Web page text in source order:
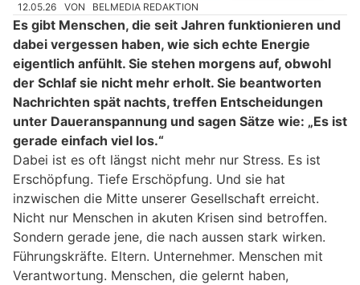
12.05.26 VON BELMEDIA REDAKTION
Es gibt Menschen, die seit Jahren funktionieren und
dabei vergessen haben, wie sich echte Energie
eigentlich anfühlt. Sie stehen morgens auf, obwohl
der Schlaf sie nicht mehr erholt. Sie beantworten
Nachrichten spät nachts, treffen Entscheidungen
unter Daueranspannung und sagen Sätze wie: „Es ist
gerade einfach viel los.“
Dabei ist es oft längst nicht mehr nur Stress. Es ist
Erschöpfung. Tiefe Erschöpfung. Und sie hat
inzwischen die Mitte unserer Gesellschaft erreicht.
Nicht nur Menschen in akuten Krisen sind betroffen.
Sondern gerade jene, die nach aussen stark wirken.
Führungskräfte. Eltern. Unternehmer. Menschen mit
Verantwortung. Menschen, die gelernt haben,